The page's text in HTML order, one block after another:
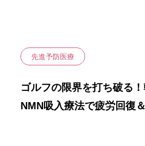
所注射（幹細胞培養上清
先進予防医療
ゴルフの限界を打ち破る
NMN吸入療法で疲労回復